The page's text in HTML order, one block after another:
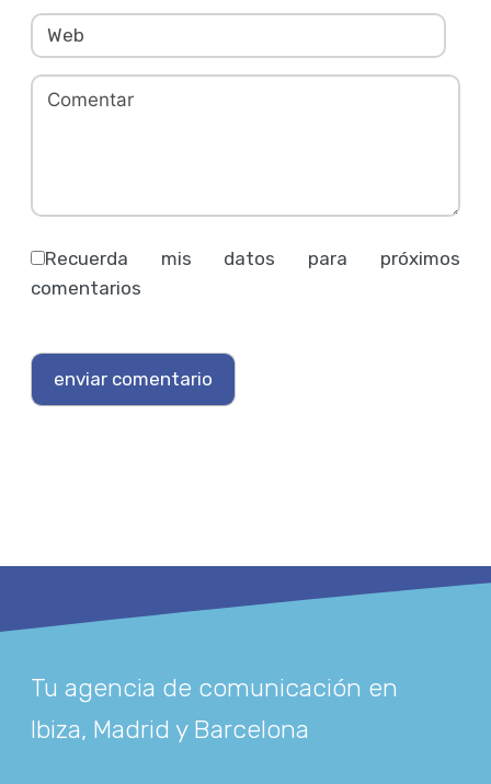
Recuerda mis datos para próximos
comentarios
Tu agencia de comunicación en
Ibiza, Madrid y Barcelona